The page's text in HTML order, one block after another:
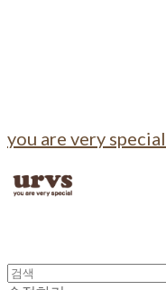
you are very special